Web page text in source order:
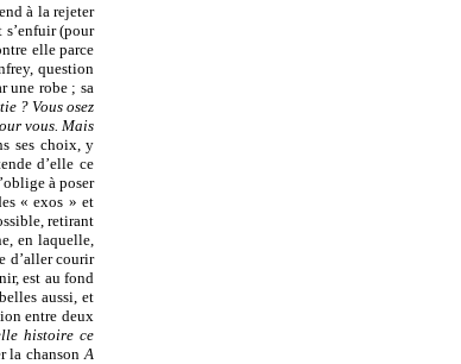
à la rejeter
s’enfuir (pour
elle parce
question
une robe ; sa
? Vous osez
vous. Mais
ses choix, y
d’elle ce
à poser
« exos » et
retirant
en laquelle,
d’aller courir
est au fond
aussi, et
entre deux
histoire ce
la chanson A